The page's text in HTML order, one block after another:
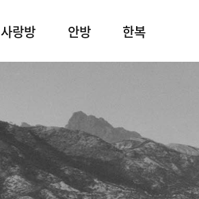
사랑방 안방 한복